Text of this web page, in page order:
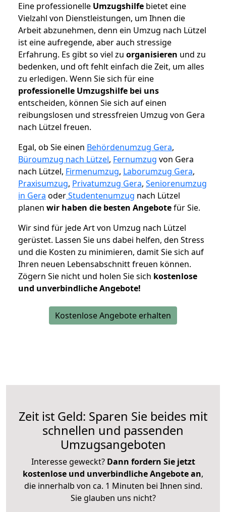
Eine professionelle Umzugshilfe bietet eine
Vielzahl von Dienstleistungen, um Ihnen die
Arbeit abzunehmen, denn ein Umzug nach Lützel
ist eine aufregende, aber auch stressige
Erfahrung. Es gibt so viel zu organisieren und zu
bedenken, und oft fehlt einfach die Zeit, um alles
zu erledigen. Wenn Sie sich für eine
professionelle Umzugshilfe bei uns
entscheiden, können Sie sich auf einen
reibungslosen und stressfreien Umzug von Gera
nach Lützel freuen.
Egal, ob Sie einen Behördenumzug Gera,
Büroumzug nach Lützel, Fernumzug von Gera
nach Lützel, Firmenumzug, Laborumzug Gera,
Praxisumzug, Privatumzug Gera, Seniorenumzug
in Gera oderStudentenumzug nach Lützel
planen wir haben die besten Angebotefür Sie.
Wir sind für jede Art von Umzug nach Lützel
gerüstet. Lassen Sie uns dabei helfen, den Stress
und die Kosten zu minimieren, damit Sie sich auf
Ihren neuen Lebensabschnitt freuen können.
Zögern Sie nicht und holen Sie sich kostenlose
und unverbindliche Angebote!
Kostenlose Angebote erhalten
Zeit ist Geld: Sparen Sie beides mit
schnellen und passenden
Umzugsangeboten
Interesse geweckt? Dann fordern Sie jetzt
kostenlose und unverbindliche Angebote an,
die innerhalb von ca. 1 Minuten bei Ihnen sind.
Sie glauben uns nicht?